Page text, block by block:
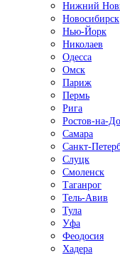
Нижний
Новосибирск
Нью-Йорк
Николаев
Одесса
Омск
Париж
Пермь
Рига
Ростов-на-
Самара
Санкт-
Слуцк
Смоленск
Таганрог
Тель-Авив
Тула
Уфа
Феодосия
Хадера